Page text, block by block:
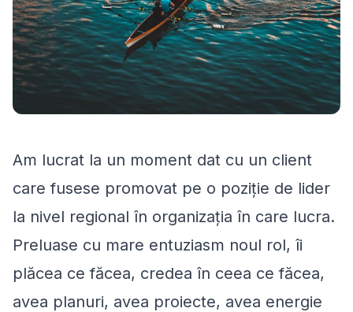
Am lucrat la un moment dat cu un client
care fusese promovat pe o poziție de lider
la nivel regional în organizația în care lucra.
Preluase cu mare entuziasm noul rol, îi
plăcea ce făcea, credea în ceea ce făcea,
avea planuri, avea proiecte, avea energie